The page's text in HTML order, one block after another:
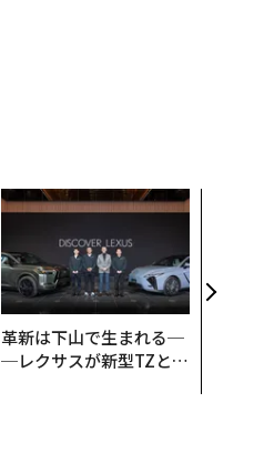
革新は下山で生まれる─
─レクサスが新型TZとE